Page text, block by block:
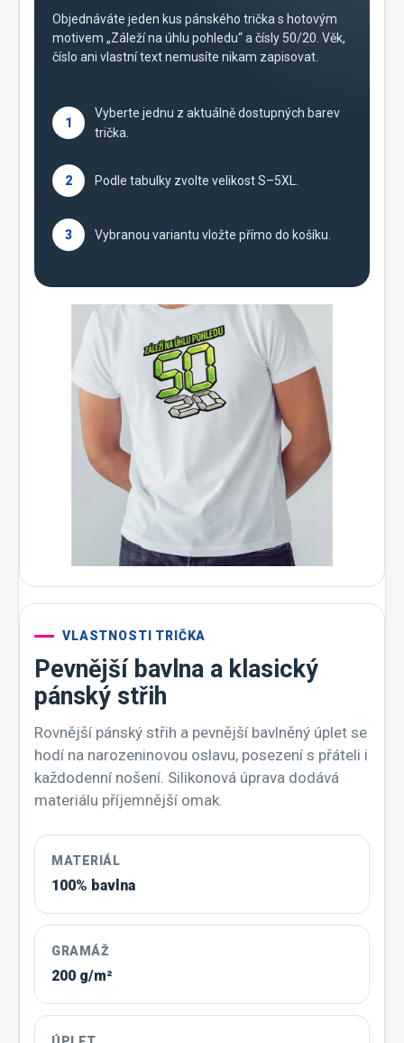
Objednáváte jeden kus pánského trička s hotovým
motivem „Záleží na úhlu pohledu“ a čísly 50/20. Věk,
číslo ani vlastní text nemusíte nikam zapisovat.
1
Vyberte jednu z aktuálně dostupných barev
trička.
2 Podle tabulky zvolte velikost S–5XL.
3 Vybranou variantu vložte přímo do košíku.
VLASTNOSTI TRIČKA
Pevnější bavlna a klasický
pánský střih
Rovnější pánský střih a pevnější bavlněný úplet se
hodí na narozeninovou oslavu, posezení s přáteli i
každodenní nošení. Silikonová úprava dodává
materiálu příjemnější omak.
MATERIÁL
100% bavlna
GRAMÁŽ
200 g/m²